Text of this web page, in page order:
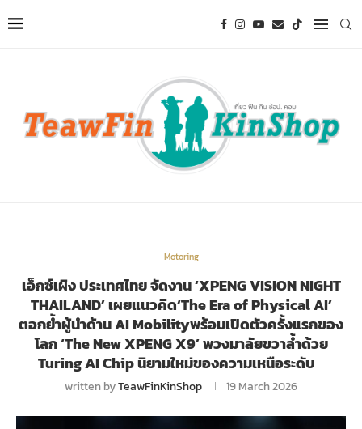
Motoring
เอ็กซ์เผิง ประเทศไทย จัดงาน ‘XPENG VISION NIGHT
THAILAND’ เผยแนวคิด‘The Era of Physical AI’
ตอกย้ำผู้นำด้าน AI Mobilityพร้อมเปิดตัวครั้งแรกของ
โลก ‘The New XPENG X9’ พวงมาลัยขวาล้ำด้วย
Turing AI Chip นิยามใหม่ของความเหนือระดับ
written byTeawFinKinShop 19 March 2026